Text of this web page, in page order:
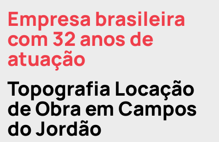
Empresa brasileira
com 32 anos de
atuação
Topografia Locação
de Obra em Campos
do Jordão